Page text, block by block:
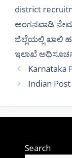
district
ಅಂಗನವಾಡಿ
ಜಿಲ್ಲೆಯಲ್ಲಿ ಖಾಲಿ
ಇಲಾಖೆ
Karnataka
Indian
Search